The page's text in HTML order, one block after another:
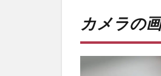
画角
2
カメラの